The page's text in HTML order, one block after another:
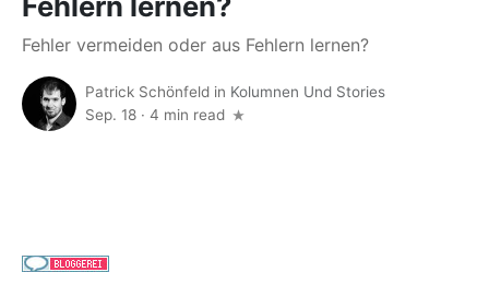
Fehler vermeiden oder aus Fehlern lernen?
Patrick Schönfeld in Kolumnen Und Stories
Sep. 18 · 4 min read